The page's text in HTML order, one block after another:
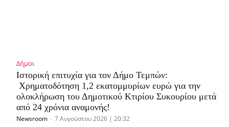
Δήμοι
Ιστορική επιτυχία για τον Δήμο Τεμπών:
Χρηματοδότηση 1,2 εκατομμυρίων ευρώ για την
ολοκλήρωση του Δημοτικού Κτιρίου Συκουρίου μετά
από 24 χρόνια αναμονής!
Newsroom - 7 Αυγούστου 2026 | 20:32